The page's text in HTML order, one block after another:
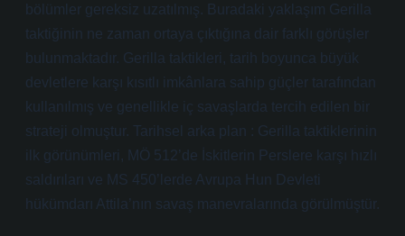
bölümler gereksiz uzatılmış. Buradaki yaklaşım Gerilla
taktiğinin ne zaman ortaya çıktığına dair farklı görüşler
bulunmaktadır. Gerilla taktikleri, tarih boyunca büyük
devletlere karşı kısıtlı imkânlara sahip güçler tarafından
kullanılmış ve genellikle iç savaşlarda tercih edilen bir
strateji olmuştur. Tarihsel arka plan : Gerilla taktiklerinin
ilk görünümleri, MÖ 512’de İskitlerin Perslere karşı hızlı
saldırıları ve MS 450’lerde Avrupa Hun Devleti
hükümdarı Attila’nın savaş manevralarında görülmüştür.